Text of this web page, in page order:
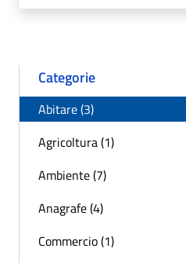
Categorie
Abitare (3)
Agricoltura (1)
Ambiente (7)
Anagrafe (4)
Commercio (1)